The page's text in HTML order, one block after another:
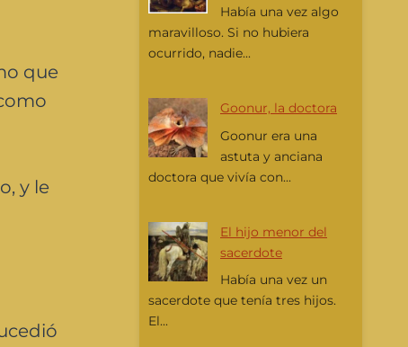
que
y le
Había una vez algo
maravilloso. Si no hubiera
ocurrido, nadie...
Goonur, la doctora
Goonur era una
astuta y anciana
doctora que vivía con...
El hijo menor del
sacerdote
Había una vez un
sacerdote que tenía tres hijos.
El...